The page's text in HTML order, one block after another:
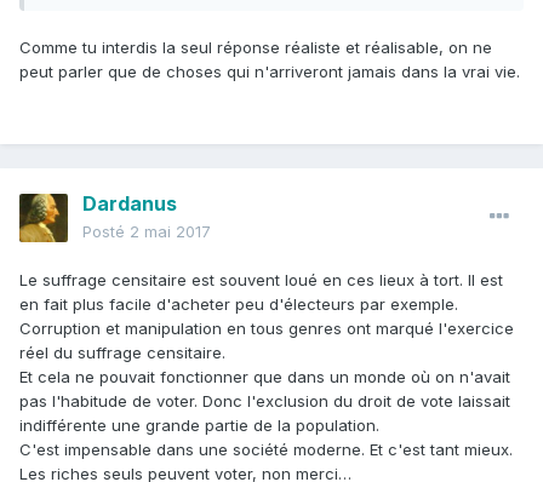
Comme tu interdis la seul réponse réaliste et réalisable, on ne
peut parler que de choses qui n'arriveront jamais dans la vrai vie.
Dardanus
Posté 2 mai 2017
Le suffrage censitaire est souvent loué en ces lieux à tort. Il est
en fait plus facile d'acheter peu d'électeurs par exemple.
Corruption et manipulation en tous genres ont marqué l'exercice
réel du suffrage censitaire.
Et cela ne pouvait fonctionner que dans un monde où on n'avait
pas l'habitude de voter. Donc l'exclusion du droit de vote laissait
indifférente une grande partie de la population.
C'est impensable dans une société moderne. Et c'est tant mieux.
Les riches seuls peuvent voter, non merci…